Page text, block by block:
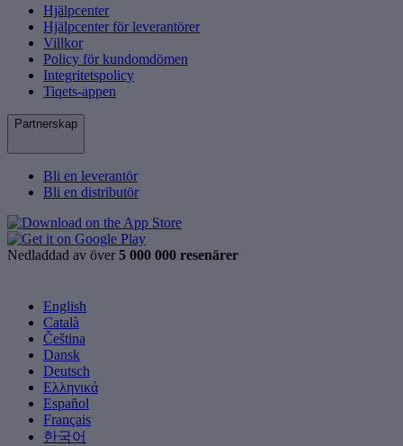
Hjälpcenter
Hjälpcenter för leverantörer
Villkor
Policy för kundomdömen
Integritetspolicy
Tiqets-appen
Partnerskap
Bli en leverantör
Bli en distributör
Nedladdad av över 5 000 000 resenärer
English
Català
Čeština
Dansk
Deutsch
Ελληνικά
Español
Français
한국어